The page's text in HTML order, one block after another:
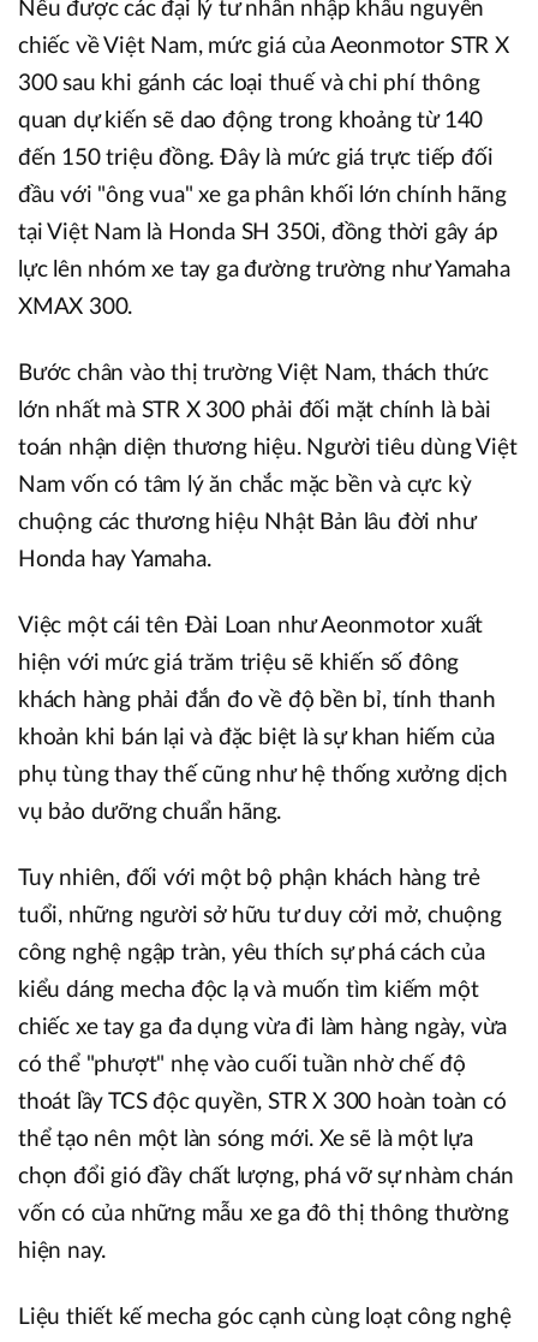
Nếu được các đại lý tư nhân nhập khẩu nguyên
chiếc về Việt Nam, mức giá của Aeonmotor STR X
300 sau khi gánh các loại thuế và chi phí thông
quan dự kiến sẽ dao động trong khoảng từ 140
đến 150 triệu đồng. Đây là mức giá trực tiếp đối
đầu với "ông vua" xe ga phân khối lớn chính hãng
tại Việt Nam là Honda SH 350i, đồng thời gây áp
lực lên nhóm xe tay ga đường trường như Yamaha
XMAX 300.
Bước chân vào thị trường Việt Nam, thách thức
lớn nhất mà STR X 300 phải đối mặt chính là bài
toán nhận diện thương hiệu. Người tiêu dùng Việt
Nam vốn có tâm lý ăn chắc mặc bền và cực kỳ
chuộng các thương hiệu Nhật Bản lâu đời như
Honda hay Yamaha.
Việc một cái tên Đài Loan như Aeonmotor xuất
hiện với mức giá trăm triệu sẽ khiến số đông
khách hàng phải đắn đo về độ bền bỉ, tính thanh
khoản khi bán lại và đặc biệt là sự khan hiếm của
phụ tùng thay thế cũng như hệ thống xưởng dịch
vụ bảo dưỡng chuẩn hãng.
Tuy nhiên, đối với một bộ phận khách hàng trẻ
tuổi, những người sở hữu tư duy cởi mở, chuộng
công nghệ ngập tràn, yêu thích sự phá cách của
kiểu dáng mecha độc lạ và muốn tìm kiếm một
chiếc xe tay ga đa dụng vừa đi làm hàng ngày, vừa
có thể "phượt" nhẹ vào cuối tuần nhờ chế độ
thoát lầy TCS độc quyền, STR X 300 hoàn toàn có
thể tạo nên một làn sóng mới. Xe sẽ là một lựa
chọn đổi gió đầy chất lượng, phá vỡ sự nhàm chán
vốn có của những mẫu xe ga đô thị thông thường
hiện nay.
Liệu thiết kế mecha góc cạnh cùng loạt công nghệ